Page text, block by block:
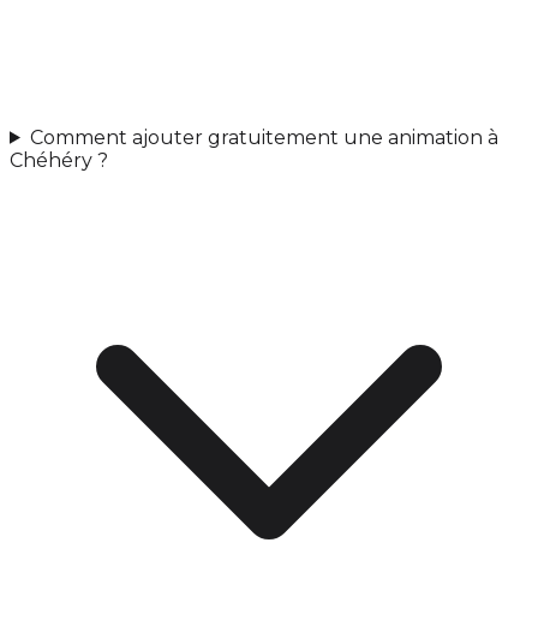
Comment ajouter gratuitement une animation à
Chéhéry ?